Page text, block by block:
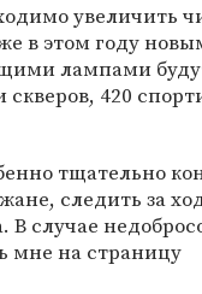
увеличить
в этом году
лампами
скверов, 420
тщательно
следить за
В случае
мне на страницу